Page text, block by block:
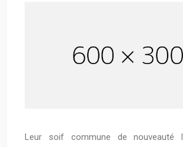
Leur soif commune de nouveauté